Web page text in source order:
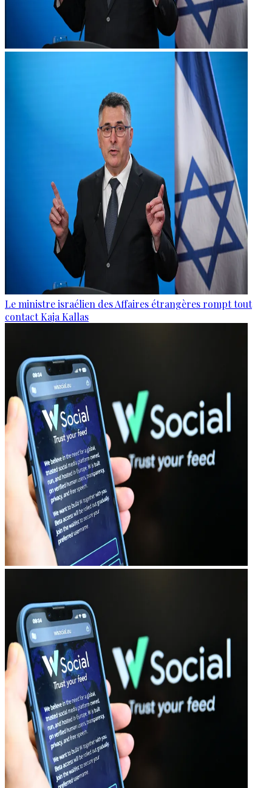
Le ministre israélien des Affaires étrangères rompt tout
contact Kaja Kallas